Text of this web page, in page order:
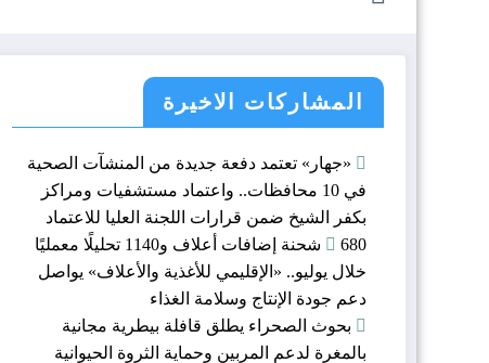
المشاركات الاخيرة
«جهار» تعتمد دفعة جديدة من المنشآت الصحية
في 10 محافظات.. واعتماد مستشفيات ومراكز
بكفر الشيخ ضمن قرارات اللجنة العليا للاعتماد
680 شحنة إضافات أعلاف و1140 تحليلًا معمليًا
خلال يوليو.. «الإقليمي للأغذية والأعلاف» يواصل
دعم جودة الإنتاج وسلامة الغذاء
بحوث الصحراء يطلق قافلة بيطرية مجانية
بالمغرة لدعم المربين وحماية الثروة الحيوانية